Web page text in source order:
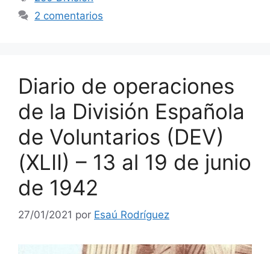
2 comentarios
Diario de operaciones
de la División Española
de Voluntarios (DEV)
(XLII) – 13 al 19 de junio
de 1942
27/01/2021 por Esaú Rodríguez